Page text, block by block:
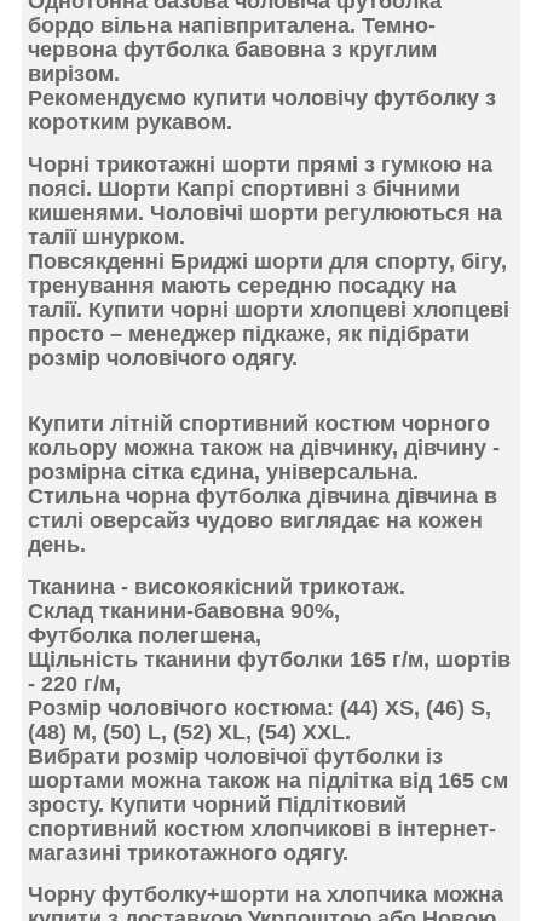
бордо вільна напівприталена. Темно-
червона футболка бавовна з круглим
вирізом.
Рекомендуємо купити чоловічу футболку з
коротким рукавом.
Чорні трикотажні шорти прямі з гумкою на
поясі. Шорти Капрі спортивні з бічними
кишенями. Чоловічі шорти регулюються на
талії шнурком.
Повсякденні Бриджі шорти для спорту, бігу,
тренування мають середню посадку на
талії. Купити чорні шорти хлопцеві хлопцеві
просто – менеджер підкаже, як підібрати
розмір чоловічого одягу.
Купити літній спортивний костюм чорного
кольору можна також на дівчинку, дівчину -
розмірна сітка єдина, універсальна.
Стильна чорна футболка дівчина дівчина в
стилі оверсайз чудово виглядає на кожен
день.
Тканина - високоякісний трикотаж.
Склад тканини-бавовна 90%,
Футболка полегшена,
Щільність тканини футболки 165 г/м, шортів
- 220 г/м,
Розмір чоловічого костюма: (44) XS, (46) S,
(48) M, (50) L, (52) XL, (54) ХХL.
Вибрати розмір чоловічої футболки із
шортами можна також на підлітка від 165 см
зросту. Купити чорний Підлітковий
спортивний костюм хлопчикові в інтернет-
магазині трикотажного одягу.
Чорну футболку+шорти на хлопчика можна